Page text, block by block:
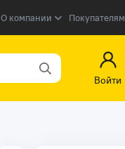
О компании Покупателям
Войти